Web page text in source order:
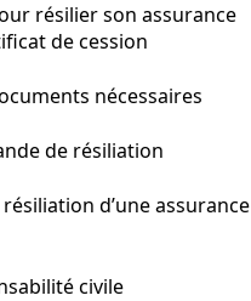
résilier son assurance
de cession
nécessaires
de résiliation
d’une assurance
civile